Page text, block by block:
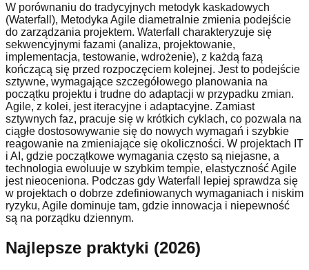
W porównaniu do tradycyjnych metodyk kaskadowych
(Waterfall), Metodyka Agile diametralnie zmienia podejście
do zarządzania projektem. Waterfall charakteryzuje się
sekwencyjnymi fazami (analiza, projektowanie,
implementacja, testowanie, wdrożenie), z każdą fazą
kończącą się przed rozpoczęciem kolejnej. Jest to podejście
sztywne, wymagające szczegółowego planowania na
początku projektu i trudne do adaptacji w przypadku zmian.
Agile, z kolei, jest iteracyjne i adaptacyjne. Zamiast
sztywnych faz, pracuje się w krótkich cyklach, co pozwala na
ciągłe dostosowywanie się do nowych wymagań i szybkie
reagowanie na zmieniające się okoliczności. W projektach IT
i AI, gdzie początkowe wymagania często są niejasne, a
technologia ewoluuje w szybkim tempie, elastyczność Agile
jest nieoceniona. Podczas gdy Waterfall lepiej sprawdza się
w projektach o dobrze zdefiniowanych wymaganiach i niskim
ryzyku, Agile dominuje tam, gdzie innowacja i niepewność
są na porządku dziennym.
Najlepsze praktyki (2026)